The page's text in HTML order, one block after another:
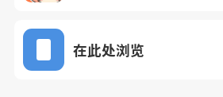
在此处浏览